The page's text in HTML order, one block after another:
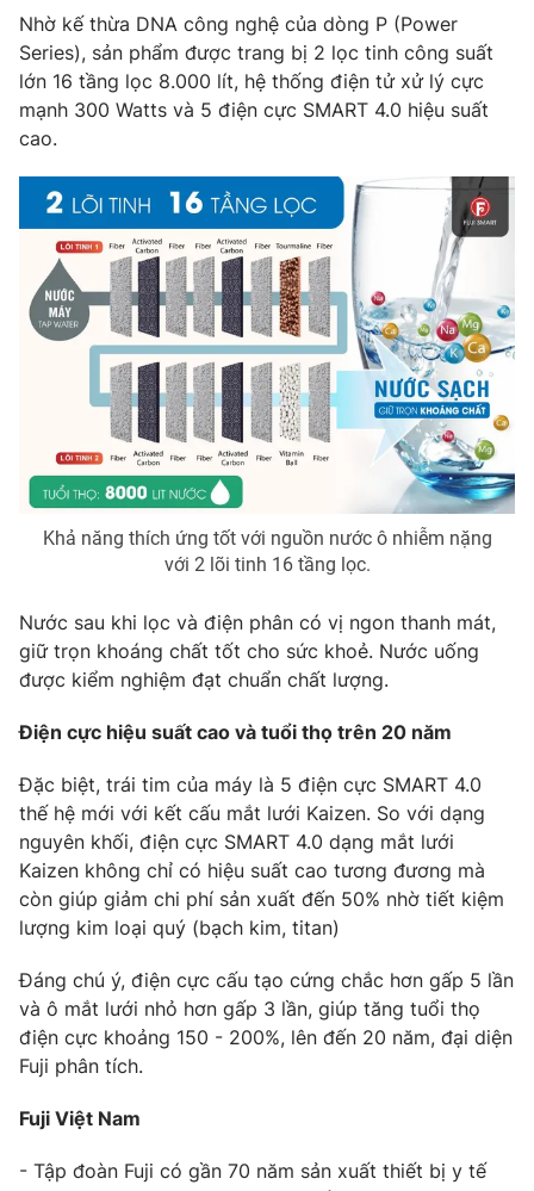
Nhờ kế thừa DNA công nghệ của dòng P (Power
Series), sản phẩm được trang bị 2 lọc tinh công suất
lớn 16 tầng lọc 8.000 lít, hệ thống điện tử xử lý cực
mạnh 300 Watts và 5 điện cực SMART 4.0 hiệu suất
cao.
Khả năng thích ứng tốt với nguồn nước ô nhiễm nặng
với 2 lõi tinh 16 tầng lọc.
Nước sau khi lọc và điện phân có vị ngon thanh mát,
giữ trọn khoáng chất tốt cho sức khoẻ. Nước uống
được kiểm nghiệm đạt chuẩn chất lượng.
Điện cực hiệu suất cao và tuổi thọ trên 20 năm
Đặc biệt, trái tim của máy là 5 điện cực SMART 4.0
thế hệ mới với kết cấu mắt lưới Kaizen. So với dạng
nguyên khối, điện cực SMART 4.0 dạng mắt lưới
Kaizen không chỉ có hiệu suất cao tương đương mà
còn giúp giảm chi phí sản xuất đến 50% nhờ tiết kiệm
lượng kim loại quý (bạch kim, titan)
Đáng chú ý, điện cực cấu tạo cứng chắc hơn gấp 5 lần
và ô mắt lưới nhỏ hơn gấp 3 lần, giúp tăng tuổi thọ
điện cực khoảng 150 - 200%, lên đến 20 năm, đại diện
Fuji phân tích.
Fuji Việt Nam
- Tập đoàn Fuji có gần 70 năm sản xuất thiết bị y tế